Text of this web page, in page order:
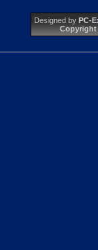
Designed by PC-
Copyright